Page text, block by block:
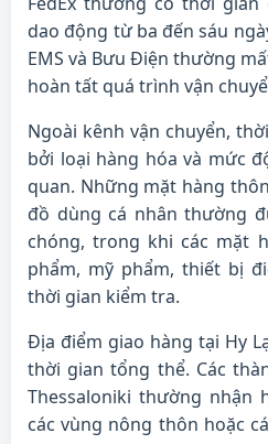
dao động từ ba đến sáu
EMS và Bưu Điện thường
hoàn tất quá trình vận
Ngoài kênh vận chuyển,
bởi loại hàng hóa và mức
quan. Những mặt hàng
đồ dùng cá nhân thường
chóng, trong khi các mặt
phẩm, mỹ phẩm, thiết bị
thời gian kiểm tra.
Địa điểm giao hàng tại Hy
thời gian tổng thể. Các
Thessaloniki thường nhận
các vùng nông thôn hoặc